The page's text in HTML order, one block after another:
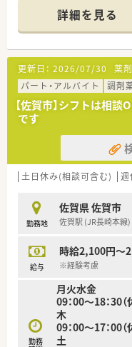
＊
【店舗情報と応需状
■佐賀県佐賀市に位
の距離にある調剤薬
■在宅店舗でのパー
■1日平均5～10件、
ます
【募集背景と求める
員によるパートさ
■人柄を重視した
年齢を問わずどな
■周囲のスタッフと
【法人特徴について】
■創業100年を超え
■地域貢献や対人
携しながら地域密
場環境の改善を継
詳細を見る
更新日： 2026/07/30 薬
パート・アルバイト
調剤
【佐賀市】シフトは相
です
土日休み(相談可含む)
勤務地
佐賀県 佐賀市
佐賀駅 (JR長崎本線)
給与
時給2,100円～
※経験考慮
勤務
月火水金
09：00～18：30（
木
09：00～17：00（
土